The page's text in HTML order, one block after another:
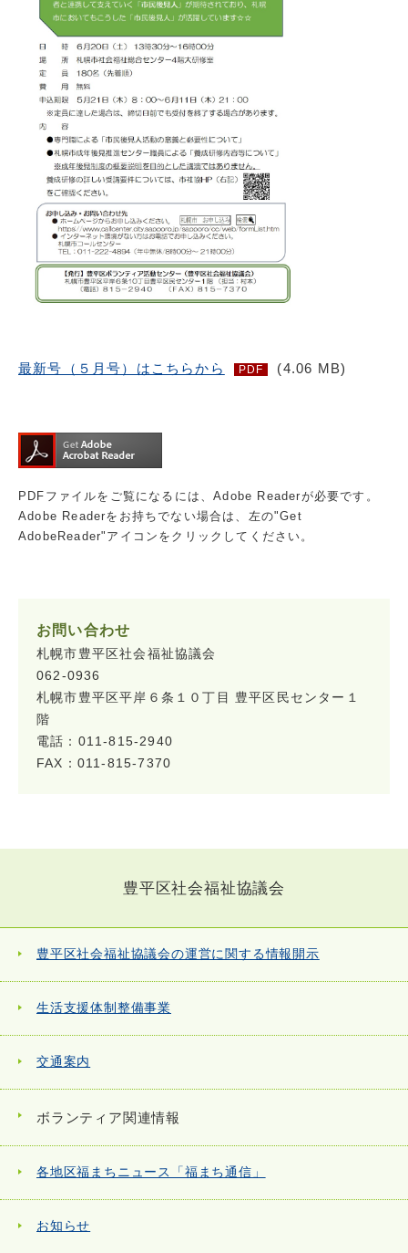
最新号（５月号）はこちらから PDF (4.06 MB)
PDFファイルをご覧になるには、Adobe Readerが必要です。
Adobe Readerをお持ちでない場合は、左の"Get
AdobeReader"アイコンをクリックしてください。
お問い合わせ
札幌市豊平区社会福祉協議会
062-0936
札幌市豊平区平岸６条１０丁目 豊平区民センター１
階
電話：011-815-2940
FAX：011-815-7370
豊平区社会福祉協議会
豊平区社会福祉協議会の運営に関する情報開示
生活支援体制整備事業
交通案内
ボランティア関連情報
各地区福まちニュース「福まち通信」
お知らせ